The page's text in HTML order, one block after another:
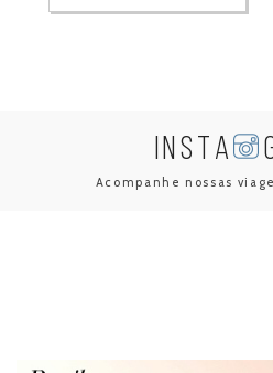
INSTA
Acompanhe nossas